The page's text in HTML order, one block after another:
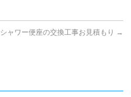
シャワー便座の交換工事お見積もり →